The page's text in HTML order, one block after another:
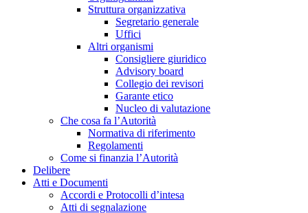
Struttura organizzativa
Segretario generale
Uffici
Altri organismi
Consigliere giuridico
Advisory board
Collegio dei revisori
Garante etico
Nucleo di valutazione
Che cosa fa l’Autorità
Normativa di riferimento
Regolamenti
Come si finanzia l’Autorità
Delibere
Atti e Documenti
Accordi e Protocolli d’intesa
Atti di segnalazione